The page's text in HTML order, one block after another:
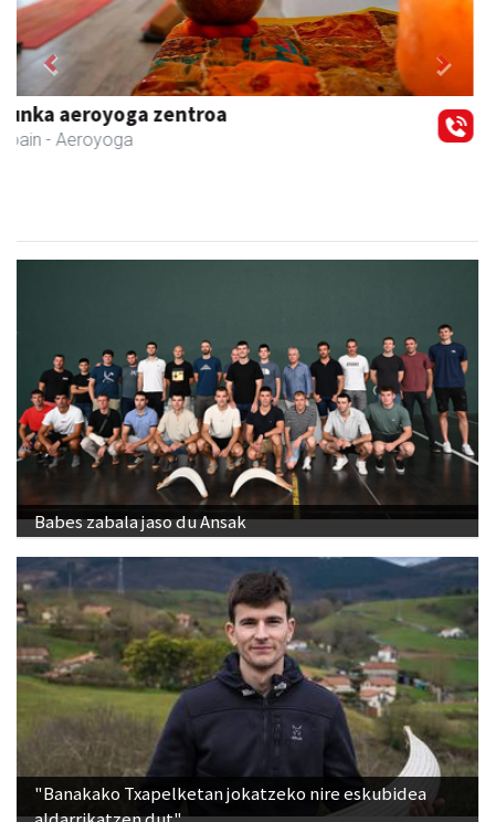
Xixori belar-denda
Andoain - Belar-denda
Previous Next
Babes zabala jaso du Ansak
"Banakako Txapelketan jokatzeko nire eskubidea